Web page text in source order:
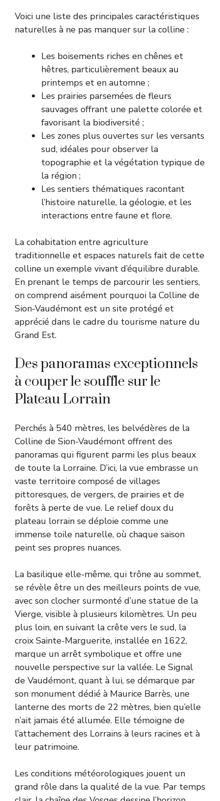
Voici une liste des principales caractéristiques
naturelles à ne pas manquer sur la colline :
Les boisements riches en chênes et
hêtres, particulièrement beaux au
printemps et en automne ;
Les prairies parsemées de fleurs
sauvages offrant une palette colorée et
favorisant la biodiversité ;
Les zones plus ouvertes sur les versants
sud, idéales pour observer la
topographie et la végétation typique de
la région ;
Les sentiers thématiques racontant
l’histoire naturelle, la géologie, et les
interactions entre faune et flore.
La cohabitation entre agriculture
traditionnelle et espaces naturels fait de cette
colline un exemple vivant d’équilibre durable.
En prenant le temps de parcourir les sentiers,
on comprend aisément pourquoi la Colline de
Sion-Vaudémont est un site protégé et
apprécié dans le cadre du tourisme nature du
Grand Est.
Des panoramas exceptionnels
à couper le souffle sur le
Plateau Lorrain
Perchés à 540 mètres, les belvédères de la
Colline de Sion-Vaudémont offrent des
panoramas qui figurent parmi les plus beaux
de toute la Lorraine. D’ici, la vue embrasse un
vaste territoire composé de villages
pittoresques, de vergers, de prairies et de
forêts à perte de vue. Le relief doux du
plateau lorrain se déploie comme une
immense toile naturelle, où chaque saison
peint ses propres nuances.
La basilique elle-même, qui trône au sommet,
se révèle être un des meilleurs points de vue,
avec son clocher surmonté d’une statue de la
Vierge, visible à plusieurs kilomètres. Un peu
plus loin, en suivant la crête vers le sud, la
croix Sainte-Marguerite, installée en 1622,
marque un arrêt symbolique et offre une
nouvelle perspective sur la vallée. Le Signal
de Vaudémont, quant à lui, se démarque par
son monument dédié à Maurice Barrès, une
lanterne des morts de 22 mètres, bien qu’elle
n’ait jamais été allumée. Elle témoigne de
l’attachement des Lorrains à leurs racines et à
leur patrimoine.
Les conditions météorologiques jouent un
grand rôle dans la qualité de la vue. Par temps